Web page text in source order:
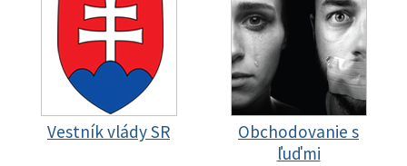
Vestník vlády SR
Obchodovanie s
ľuďmi